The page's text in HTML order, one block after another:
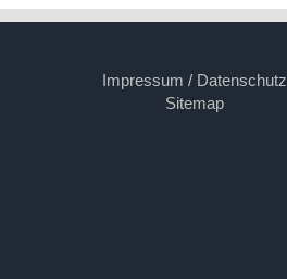
Impressum / Datenschutz
Sitemap